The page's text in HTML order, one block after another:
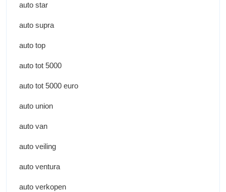
auto star
auto supra
auto top
auto tot 5000
auto tot 5000 euro
auto union
auto van
auto veiling
auto ventura
auto verkopen